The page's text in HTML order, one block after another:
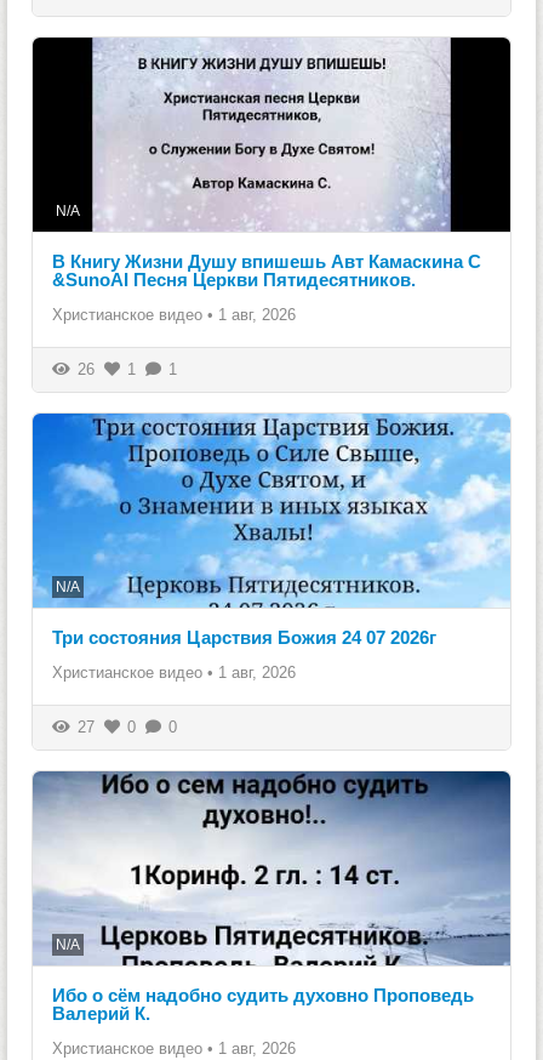
N/A
В Книгу Жизни Душу впишешь Авт Камаскина С
&SunoAI Песня Церкви Пятидесятников.
Христианское видео • 1 авг, 2026
26 1 1
N/A
Три состояния Царствия Божия 24 07 2026г
Христианское видео • 1 авг, 2026
27 0 0
N/A
Ибо о сём надобно судить духовно Проповедь
Валерий К.
Христианское видео • 1 авг, 2026